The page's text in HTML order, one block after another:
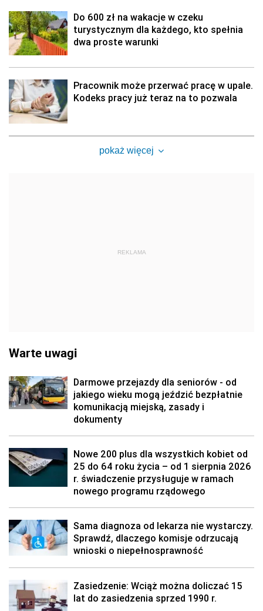
Do 600 zł na wakacje w czeku
turystycznym dla każdego, kto spełnia
dwa proste warunki
Pracownik może przerwać pracę w upale.
Kodeks pracy już teraz na to pozwala
pokaż więcej
REKLAMA
Warte uwagi
Darmowe przejazdy dla seniorów - od
jakiego wieku mogą jeździć bezpłatnie
komunikacją miejską, zasady i
dokumenty
Nowe 200 plus dla wszystkich kobiet od
25 do 64 roku życia – od 1 sierpnia 2026
r. świadczenie przysługuje w ramach
nowego programu rządowego
Sama diagnoza od lekarza nie wystarczy.
Sprawdź, dlaczego komisje odrzucają
wnioski o niepełnosprawność
Zasiedzenie: Wciąż można doliczać 15
lat do zasiedzenia sprzed 1990 r.